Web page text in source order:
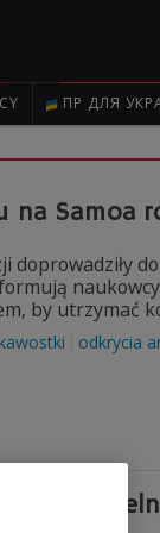
ПР ДЛЯ
Samoa
naukowcy
by utrzymać
odkrycia